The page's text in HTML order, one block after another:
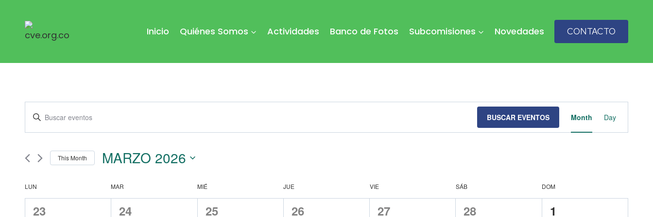
contenido
Inicio Quiénes Somos Actividades Banco de Fotos Subcomisiones Novedades CONTACTO
Navegación
de
búsqueda
y
Introduce
clave.
Busca
Eventos
para
BUSCAR EVENTOS
de
Month Day
This Month MARZO 2026
fecha.
Calendario
LUN MAR MIÉ JUE VIE SÁB DOM
0
23
0
24
0
25
0
26
0
27
0
28
0
1